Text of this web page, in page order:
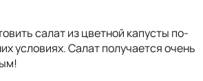
салат из цветной капусты по-
условиях. Салат получается очень